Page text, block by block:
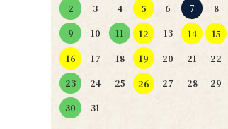
2 3 4 5 6 7 8
9 10 11 12 13 14 15
16 17 18 19 20 21 22
23 24 25 26 27 28 29
30 31